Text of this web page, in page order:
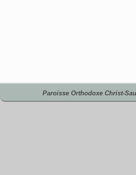
Paroisse Orthodoxe Christ-